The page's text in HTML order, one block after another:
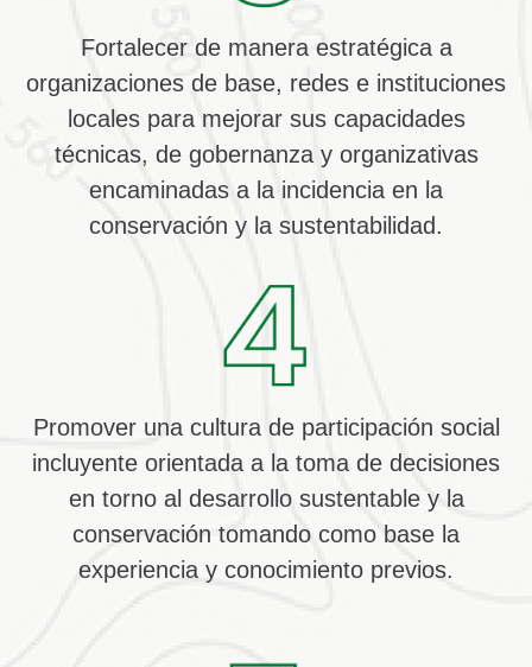
Fortalecer de manera estratégica a
organizaciones de base, redes e instituciones
locales para mejorar sus capacidades
técnicas, de gobernanza y organizativas
encaminadas a la incidencia en la
conservación y la sustentabilidad.
Promover una cultura de participación social
incluyente orientada a la toma de decisiones
en torno al desarrollo sustentable y la
conservación tomando como base la
experiencia y conocimiento previos.